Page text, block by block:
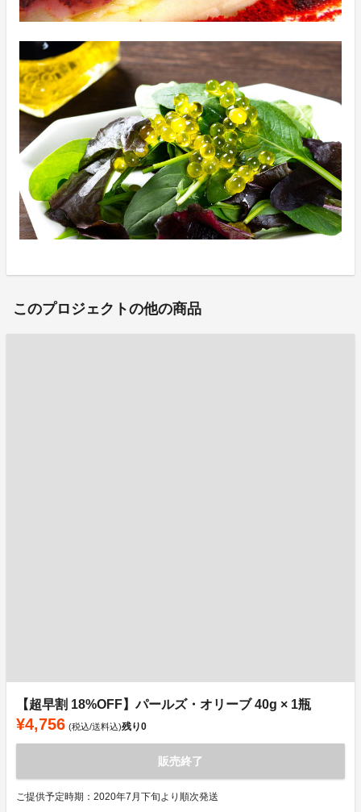
このプロジェクトの他の商品
【超早割 18%OFF】パールズ・オリーブ 40g × 1瓶
¥4,756 (税込/送料込)残り0
販売終了
ご提供予定時期：2020年7月下旬より順次発送